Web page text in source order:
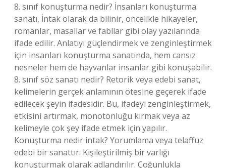
8. sınıf konuşturma nedir? İnsanları konuşturma
sanatı, İntak olarak da bilinir, öncelikle hikayeler,
romanlar, masallar ve fabllar gibi olay yazılarında
ifade edilir. Anlatıyı güçlendirmek ve zenginleştirmek
için insanları konuşturma sanatında, hem cansız
nesneler hem de hayvanlar insanlar gibi konuşabilir.
8. sınıf söz sanatı nedir? Retorik veya edebi sanat,
kelimelerin gerçek anlamının ötesine geçerek ifade
edilecek şeyin ifadesidir. Bu, ifadeyi zenginleştirmek,
etkisini artırmak, monotonluğu kırmak veya az
kelimeyle çok şey ifade etmek için yapılır.
Konuşturma nedir intak? Yorumlama veya telaffuz
edebi bir sanattır. Kişileştirilmiş bir varlığı
konuşturmak olarak adlandırılır. Çoğunlukla